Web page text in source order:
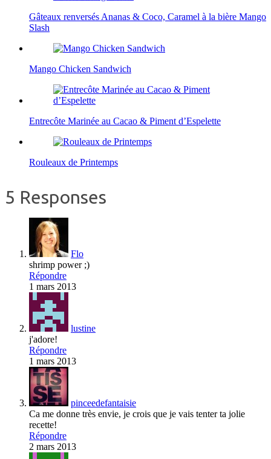
Gâteaux renversés Ananas & Coco, Caramel à la bière Mango
Slash
Mango Chicken Sandwich
Entrecôte Marinée au Cacao & Piment d’Espelette
Rouleaux de Printemps
5 Responses
Flo
shrimp power ;)
Répondre
1 mars 2013
lustine
j'adore!
Répondre
1 mars 2013
pinceedefantaisie
Ca me donne très envie, je crois que je vais tenter ta jolie
recette!
Répondre
2 mars 2013